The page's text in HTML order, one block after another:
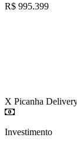
R$ 995.399
X Picanha
Investimento